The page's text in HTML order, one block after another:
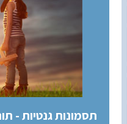
תסמונות גנטיות -